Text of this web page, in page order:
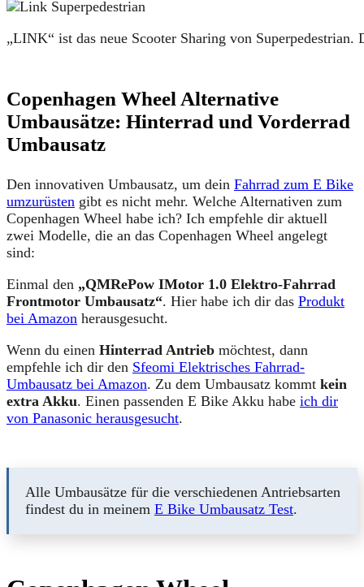
„LINK“ ist das neue Scooter Sharing von
Copenhagen Wheel Alternative
Umbausätze: Hinterrad und Vorderrad
Umbausatz
Den innovativen Umbausatz, um dein Fahrrad zum E Bike
umzurüsten gibt es nicht mehr. Welche Alternativen zum
Copenhagen Wheel habe ich? Ich empfehle dir aktuell
zwei Modelle, die an das Copenhagen Wheel angelegt
sind:
Einmal den „QMRePow IMotor 1.0 Elektro-Fahrrad
Frontmotor Umbausatz“. Hier habe ich dir das Produkt
bei Amazon herausgesucht.
Wenn du einen Hinterrad Antrieb möchtest, dann
empfehle ich dir den Sfeomi Elektrisches Fahrrad-
Umbausatz bei Amazon. Zu dem Umbausatz kommt kein
extra Akku. Einen passenden E Bike Akku habe ich dir
von Panasonic herausgesucht.
Alle Umbausätze für die verschiedenen Antriebsarten
findest du in meinem E Bike Umbausatz Test.